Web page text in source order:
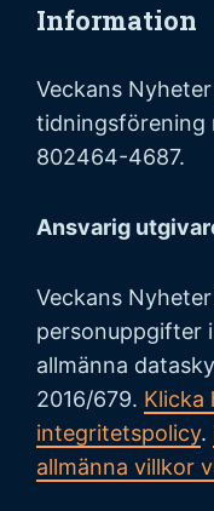
Information
Veckans
tidningsförening
802464-4687.
Ansvarig
Veckans
personuppgifter
allmänna
2016/679. Klicka
integritetspolicy.
allmänna villkor